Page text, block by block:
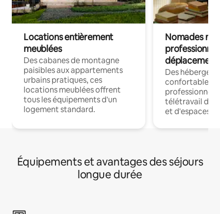
Locations entièrement
meublées
Des cabanes de montagne
paisibles aux appartements
urbains pratiques, ces
locations meublées offrent
tous les équipements d'un
logement standard.
Nomades
déplacement
Des
confortables
professionnels
télétravail
et d'espaces
Équipements et avantages des séjours
longue durée